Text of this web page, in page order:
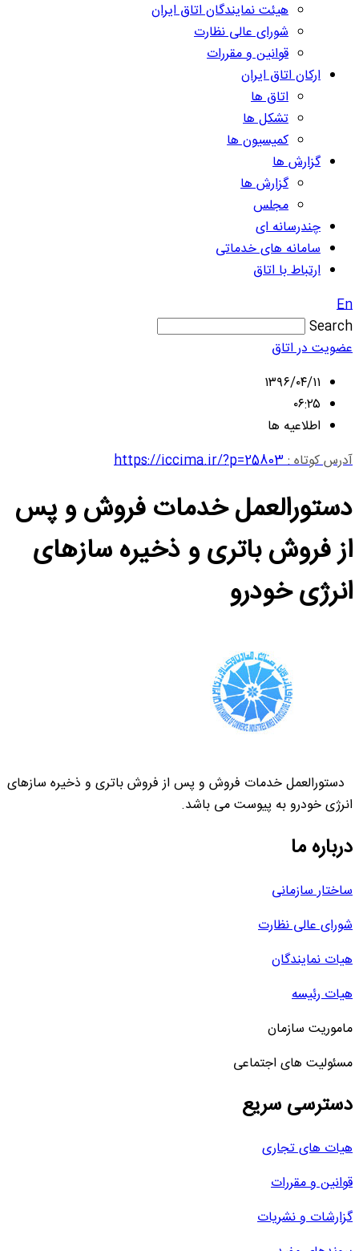
هیئت نمایندگان اتاق ایران
شورای عالی نظارت
قوانین و مقررات
ارکان اتاق ایران
اتاق ها
تشکل ها
کمیسیون ها
گزارش ها
گزارش ها
مجلس
چندرسانه ای
سامانه های خدماتی
ارتباط با اتاق
En
Search
عضویت در اتاق
۱۳۹۶/۰۴/۱۱
۰۶:۲۵
اطلاعیه ها
آدرس کوتاه :https://iccima.ir/?p=25803
دستورالعمل خدمات فروش و پس
از فروش باتری و ذخیره سازهای
انرژی خودرو
دستورالعمل خدمات فروش و پس از فروش باتری و ذخیره سازهای
انرژی خودرو به پیوست می باشد.
درباره ما
ساختار سازمانی
شورای عالی نظارت
هیات نمایندگان
هیات رئیسه
ماموریت سازمان
مسئولیت های اجتماعی
دسترسی سریع
هیات های تجاری
قوانین و مقررات
گزارشات و نشریات